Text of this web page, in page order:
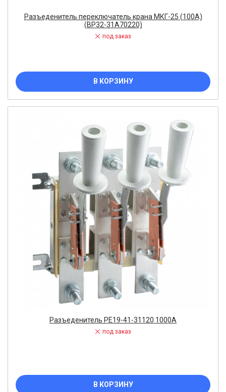
Разъеденитель переключатель крана МКГ-25 (100А)
(ВР32-31А70220)
под заказ
В КОРЗИНУ
Разъеденитель РЕ19-41-31120 1000А
под заказ
В КОРЗИНУ